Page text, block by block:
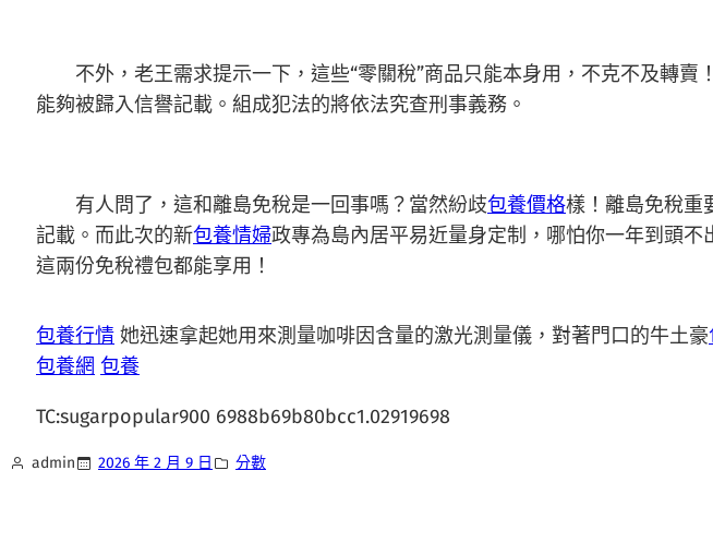
不外，老王需求提示一下，這些“零關稅”商品只能本身用，不克不及轉賣
能夠被歸入信譽記載。組成犯法的將依法究查刑事義務。
有人問了，這和離島免稅是一回事嗎？當然紛歧包養價格樣！離島免稅重
記載。而此次的新包養情婦政專為島內居平易近量身定制，哪怕你一年到頭
這兩份免稅禮包都能享用！
包養行情 她迅速拿起她用來測量咖啡因含量的激光測量儀，對著門口的牛土豪
包養網 包養
TC:sugarpopular900 6988b69b80bcc1.02919698
admin 2026 年 2 月 9 日 分數